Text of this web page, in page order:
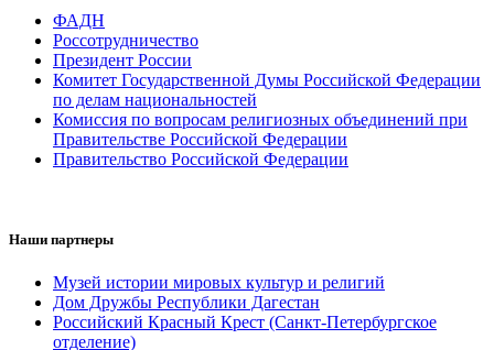
ФАДН
Россотрудничество
Президент России
Комитет Государственной Думы Российской Федерации
по делам национальностей
Комиссия по вопросам религиозных объединений при
Правительстве Российской Федерации
Правительство Российской Федерации
Наши партнеры
Музей истории мировых культур и религий
Дом Дружбы Республики Дагестан
Российский Красный Крест (Санкт-Петербургское
отделение)